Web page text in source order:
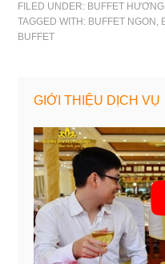
FILED UNDER: BUFFET
TAGGED WITH: BUFFET NGON ,
BUFFET
GIỚI THIỆU DỊCH VỤ